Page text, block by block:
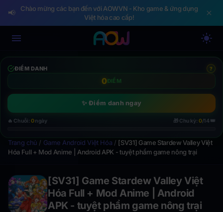
📢
Chào mừng các bạn đến với AOWVN - Kho game & ứng dụng
Việt hóa cao cấp!
ĐIỂM DANH ?
0ĐIỂM
✨ Điểm danh ngay
🔥 Chuỗi: 0ngày 🎁 Chu kỳ:0/14 👑
Trang chủ / Game Android Việt Hóa / [SV31] Game Stardew Valley Việt
Hóa Full + Mod Anime | Android APK - tuyệt phẩm game nông trại
[SV31] Game Stardew Valley Việt
Hóa Full + Mod Anime | Android
APK - tuyệt phẩm game nông trại